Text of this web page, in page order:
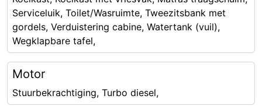
Serviceluik, Toilet/Wasruimte, Tweezitsbank met
gordels, Verduistering cabine, Watertank (vuil),
Wegklapbare tafel,
Motor
Stuurbekrachtiging, Turbo diesel,